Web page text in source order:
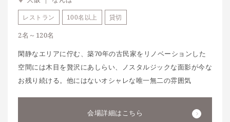
レストラン 100名以上 貸切
2名～120名
閑静なエリアに佇む、築70年の古民家をリノベーションした
空間には木目を贅沢にあしらい、ノスタルジックな面影が今な
お残り続ける。他にはないオシャレな唯一無二の雰囲気
会場詳細はこちら